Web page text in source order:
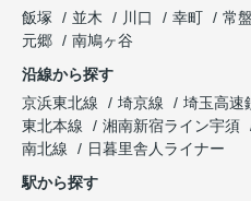
飯塚
並木 川口 幸町 常盤
元郷
南鳩ヶ谷
沿線から探す
京浜東北線
埼京線 埼玉高速
東北本線
湘南新宿ライン宇須
南北線
日暮里舎人ライナー
駅から探す